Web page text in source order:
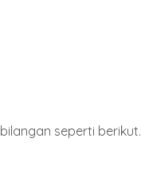
seperti berikut.